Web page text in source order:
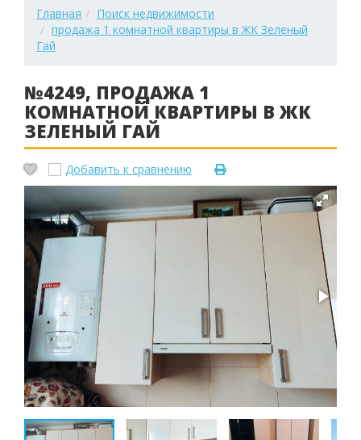
Главная
Поиск недвижимости
продажа 1 комнатной квартиры в ЖК Зеленый
Гай
№4249, ПРОДАЖА 1
КОМНАТНОЙ КВАРТИРЫ В ЖК
ЗЕЛЕНЫЙ ГАЙ
Добавить к сравнению